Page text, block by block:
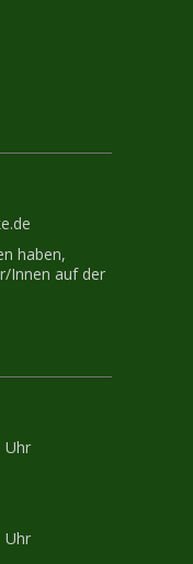
haben,
Innen auf der
Uhr
Uhr